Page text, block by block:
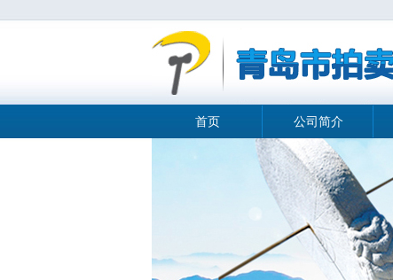
首页 公司简介